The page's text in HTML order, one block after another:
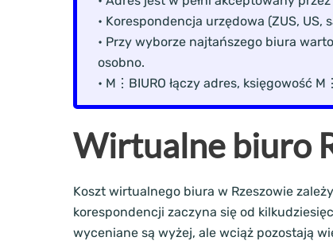
• Korespondencja urzędowa (ZUS,
• Przy wyborze najtańszego biura
osobno.
• M⋮BIURO łączy adres, księgowość
Wirtualne biuro
Koszt wirtualnego biura w Rzeszowie
korespondencji zaczyna się od
wyceniane są wyżej, ale wciąż pozostają